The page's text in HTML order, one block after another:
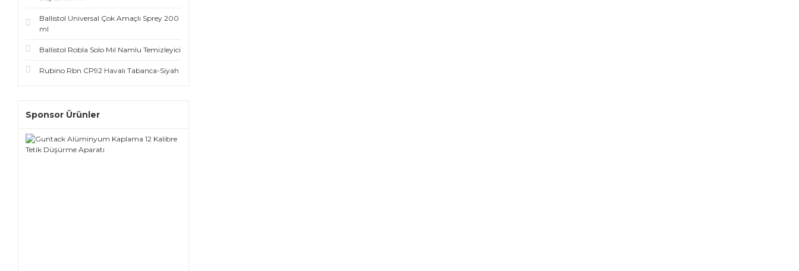
Ballistol Universal Çok Amaçlı Sprey 200
ml
Ballistol Robla Solo Mıl Namlu Temizleyici
Rubino Rbn CP92 Havalı Tabanca-Siyah
Sponsor Ürünler